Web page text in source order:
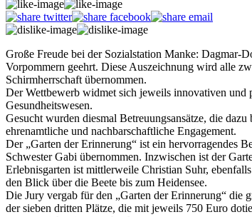
Große Freude bei der Sozialstation Manke: Dagmar-
Vorpommern geehrt. Diese Auszeichnung wird alle
Schirmherrschaft übernommen.
Der Wettbewerb widmet sich jeweils innovativen und
Gesundheitswesen.
Gesucht wurden diesmal Betreuungsansätze, die
ehrenamtliche und nachbarschaftliche Engagement.
Der „Garten der Erinnerung“ ist ein hervorragendes
Schwester Gabi übernommen. Inzwischen ist der
Erlebnisgarten ist mittlerweile Christian Suhr,
den Blick über die Beete bis zum Heidensee.
Die Jury vergab für den „Garten der Erinnerung“ die
der sieben dritten Plätze, die mit jeweils 750 Euro